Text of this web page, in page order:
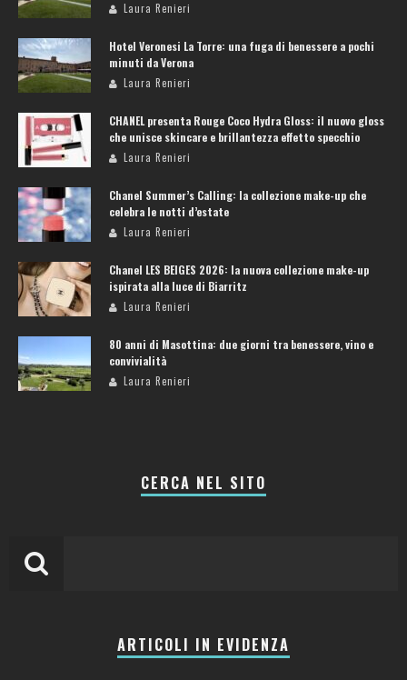
Laura Renieri
Hotel Veronesi La Torre: una fuga di benessere a pochi
minuti da Verona
Laura Renieri
CHANEL presenta Rouge Coco Hydra Gloss: il nuovo gloss
che unisce skincare e brillantezza effetto specchio
Laura Renieri
Chanel Summer’s Calling: la collezione make-up che
celebra le notti d’estate
Laura Renieri
Chanel LES BEIGES 2026: la nuova collezione make-up
ispirata alla luce di Biarritz
Laura Renieri
80 anni di Masottina: due giorni tra benessere, vino e
convivialità
Laura Renieri
CERCA NEL SITO
ARTICOLI IN EVIDENZA